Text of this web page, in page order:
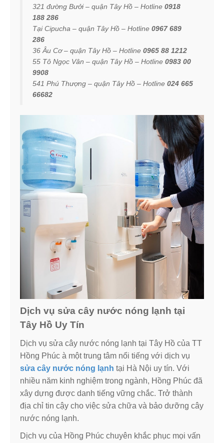
321 đường Bưởi – quận Tây Hồ – Hotline 0918
188 286
Tại Cipucha – quận Tây Hồ – Hotline 0967 689
286
36 Âu Cơ – quận Tây Hồ – Hotline 0965 88 1212
55 Tô Ngọc Vân – quận Tây Hồ – Hotline 0983 00
9908
541 Phú Thượng – quận Tây Hồ – Hotline 024 665
66682
Dịch vụ sửa cây nước nóng lạnh tại
Tây Hồ Uy Tín
Dịch vụ sửa cây nước nóng lạnh tại Tây Hồ của TT
Hồng Phúc à một trung tâm nổi tiếng với dịch vụ
sửa cây nước nóng lạnh tại Hà Nội uy tín. Với
nhiều năm kinh nghiệm trong ngành, Hồng Phúc đã
xây dựng được danh tiếng vững chắc. Trở thành
địa chỉ tin cậy cho việc sửa chữa và bảo dưỡng cây
nước nóng lạnh.
Dịch vụ của Hồng Phúc chuyên khắc phục mọi vấn